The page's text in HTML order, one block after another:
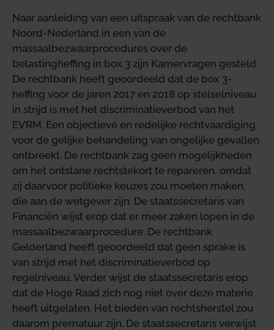
Naar aanleiding van een uitspraak van de rechtbank
Noord-Nederland in een van de
massaalbezwaarprocedures over de
belastingheffing in box 3 zijn Kamervragen gesteld.
De rechtbank heeft geoordeeld dat de box 3-
heffing voor de jaren 2017 en 2018 op stelselniveau
in strijd is met het discriminatieverbod van het
EVRM. Een objectieve en redelijke rechtvaardiging
voor de gelijke behandeling van ongelijke gevallen
ontbreekt. De rechtbank zag geen mogelijkheden
om het ontstane rechtstekort te repareren, omdat
zij daarvoor politieke keuzes zou moeten maken,
die aan de wetgever zijn. De staatssecretaris van
Financiën wijst erop dat er meer zaken lopen in de
massaalbezwaarprocedure. De rechtbank
Gelderland heeft geoordeeld dat geen sprake is
van strijd met het discriminatieverbod op
regelniveau. Verder wijst de staatssecretaris erop
dat de Hoge Raad zich nog niet over deze materie
heeft uitgelaten. Het bieden van rechtsherstel zou
daarom prematuur zijn. De staatssecretaris verwijst